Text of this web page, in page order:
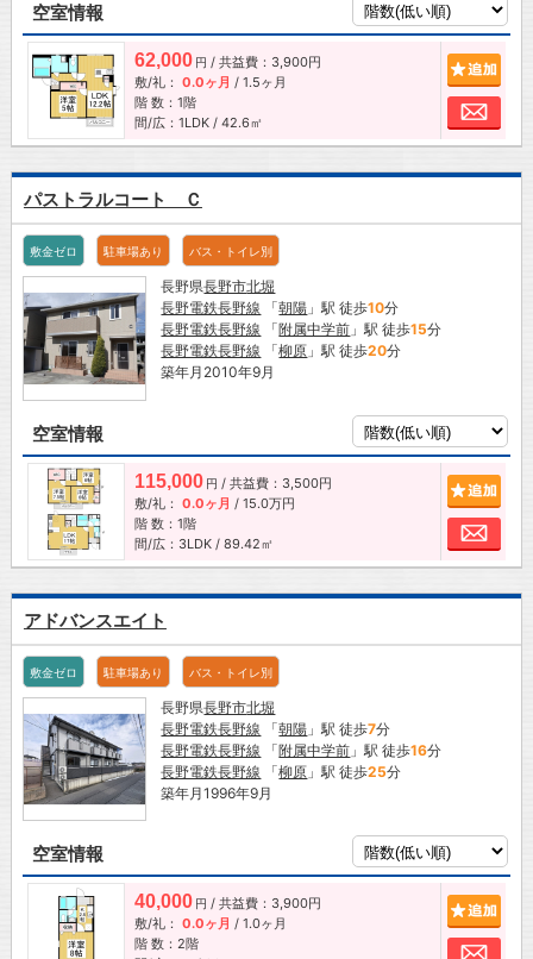
空室情報
62,000 円 / 共益費：3,900円
敷/礼： 0.0ヶ月 / 1.5ヶ月
階 数：1階
間/広：1LDK / 42.6㎡
お
パストラルコート Ｃ
敷金ゼロ 駐車場あり バス・トイレ別
長野県長野市北堀
長野電鉄長野線 「朝陽 」駅 徒歩10分
長野電鉄長野線 「附属中学前 」駅 徒歩15分
長野電鉄長野線 「柳原 」駅 徒歩20分
築年月2010年9月
空室情報
115,000 円 / 共益費：3,500円
敷/礼： 0.0ヶ月 / 15.0万円
階 数：1階
間/広：3LDK / 89.42㎡
お
アドバンスエイト
敷金ゼロ 駐車場あり バス・トイレ別
長野県長野市北堀
長野電鉄長野線 「朝陽 」駅 徒歩7分
長野電鉄長野線 「附属中学前 」駅 徒歩16分
長野電鉄長野線 「柳原 」駅 徒歩25分
築年月1996年9月
空室情報
40,000 円 / 共益費：3,900円
敷/礼： 0.0ヶ月 / 1.0ヶ月
階 数：2階
お